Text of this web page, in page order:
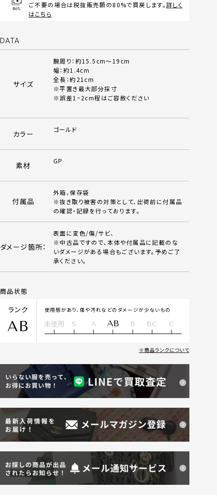
ご不要の場合は税抜販売額の80%で買戻します。詳しく
はこちら
DATA
サイズ
腕周り：約15.5cm～19cm
幅：約1.4cm
全長：約21cm
※平置き最大部分採寸
※誤差1~2cm程はご容赦ください
カラー ゴールド
素材 GP
付属品
外箱、保存袋
※抜き取り被害の対策として、出荷前に付属品
の確認・記録を行っております。
ダメージ箇所：
表面に変色/傷/サビ、
※中古品ですので、本体や付属品に記載のな
いダメージがある場合もございます。予めご了
承ください。
商品状態
ランク
AB
使用感があり、傷や汚れなどのダメージが少ないもの
未使用 S A AB B BC C
商品ランクについて